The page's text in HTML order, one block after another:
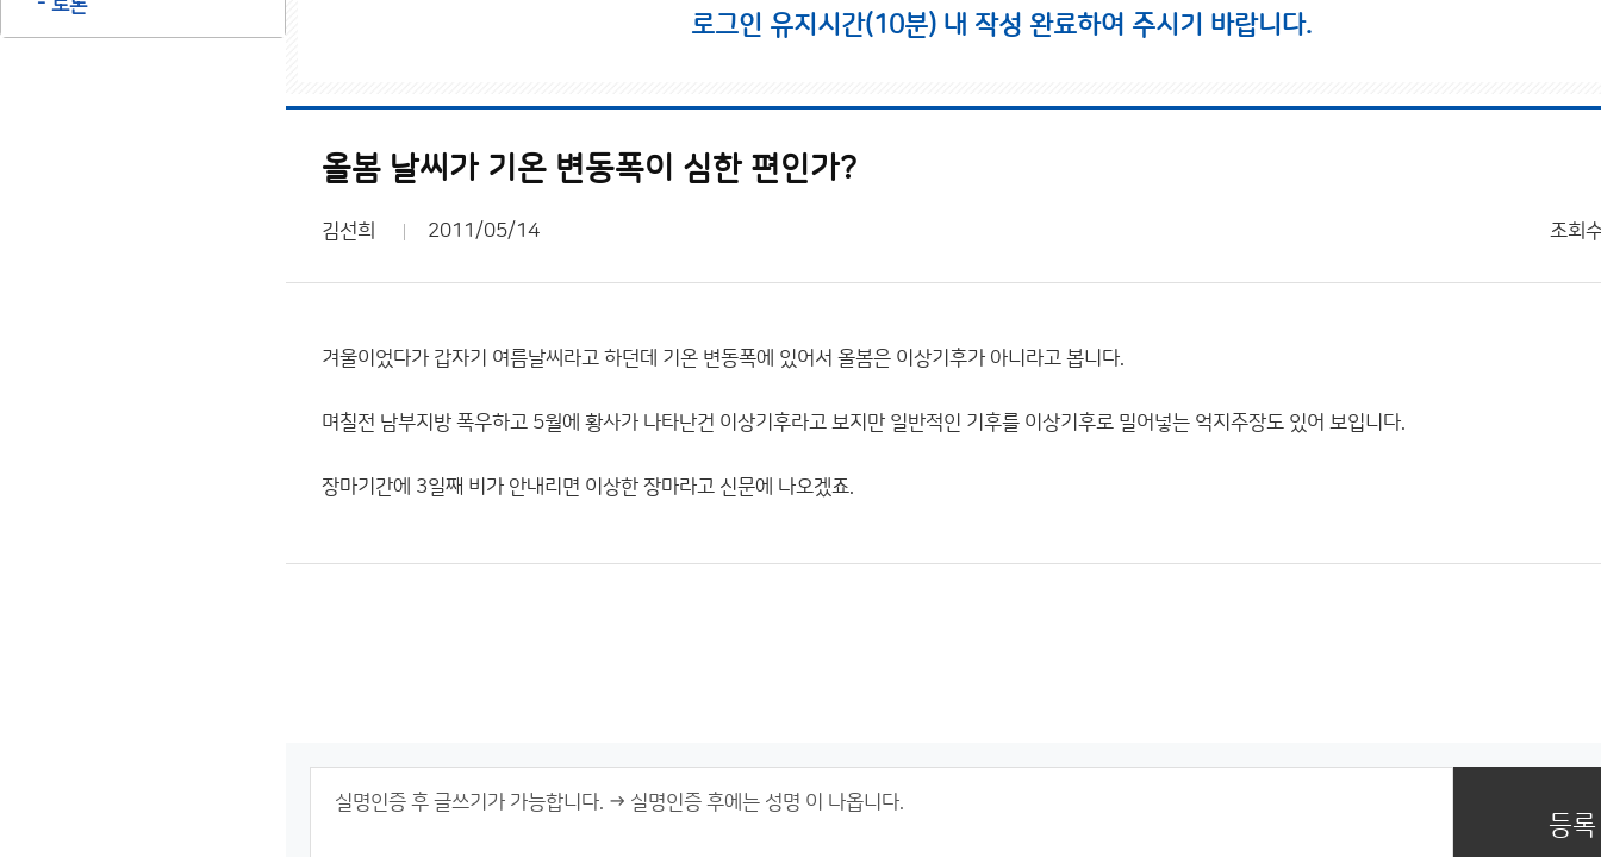
토론
로그인 유지시간(10분) 내 작성 완료하여 주시기 바랍니다.
올봄 날씨가 기온 변동폭이 심한 편인가?
김선희 2011/05/14 조회
겨울이었다가 갑자기 여름날씨라고 하던데 기온 변동폭에 있어서 올봄은 이상기후가 아니라고 봅니다.
며칠전 남부지방 폭우하고 5월에 황사가 나타난건 이상기후라고 보지만 일반적인 기후를 이상기후로 밀어넣는 억지주장도 있어 보입니다.
장마기간에 3일째 비가 안내리면 이상한 장마라고 신문에 나오겠죠.
등록